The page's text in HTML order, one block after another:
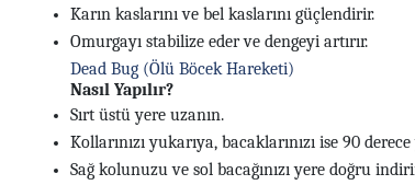
Karın kaslarını ve bel kaslarını güçlendirir.
Omurgayı stabilize eder ve dengeyi artırır.
Dead Bug (Ölü Böcek Hareketi)
Nasıl Yapılır?
Sırt üstü yere uzanın.
Kollarınızı yukarıya, bacaklarınızı ise 90
Sağ kolunuzu ve sol bacağınızı yere doğru